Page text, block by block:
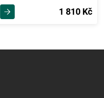
1 810 Kč